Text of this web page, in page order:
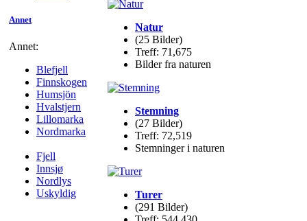
Annet
Annet:
Blefjell
Finnskogen
Humsjön
Hvalstjern
Lillomarka
Nordmarka
Fjell
Innsjø
Nordlys
Uskyldig
Natur
(25 Bilder)
Treff: 71,675
Bilder fra naturen
Stemning
(27 Bilder)
Treff: 72,519
Stemninger i naturen
Turer
(291 Bilder)